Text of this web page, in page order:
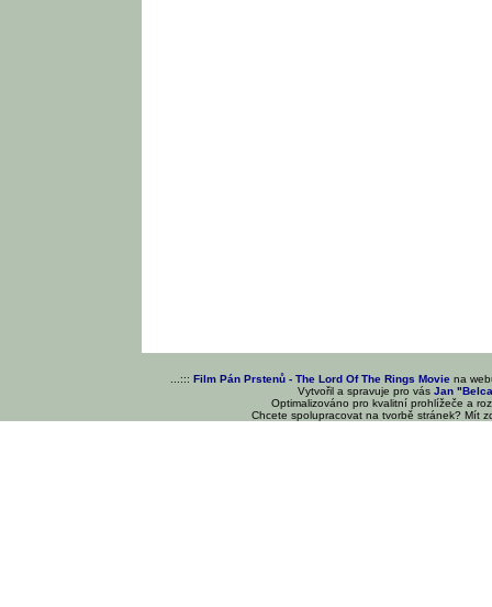
...::: Film Pán Prstenů - The Lord Of The Rings Movie na
Vytvořil a spravuje pro vásJan
Optimalizováno pro kvalitní prohlížeče a
Chcete spolupracovat na tvorbě stránek? Mít